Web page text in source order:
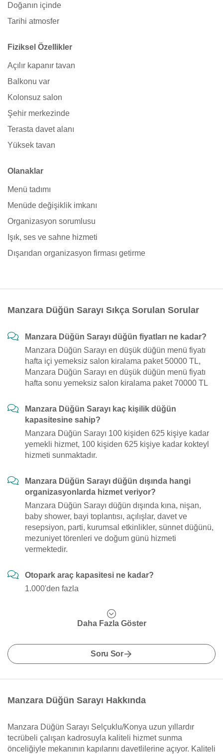
Doğanın içinde
Tarihi atmosfer
Fiziksel Özellikler
Açılır kapanır tavan
Balkonu var
Kolonsuz salon
Şehir merkezinde
Terasta davet alanı
Yüksek tavan
Olanaklar
Menü tadımı
Menüde değişiklik imkanı
Organizasyon sorumlusu
Işık, ses ve sahne hizmeti
Dışarıdan organizasyon firması getirme
Manzara Düğün Sarayı Sıkça Sorulan Sorular
Manzara Düğün Sarayı düğün fiyatları ne kadar?
Manzara Düğün Sarayı en düşük düğün menü fiyatı
hafta içi yemeksiz salon kiralama paket 50000 TL,
Manzara Düğün Sarayı en düşük düğün menü fiyatı
hafta sonu yemeksiz salon kiralama paket 70000 TL
Manzara Düğün Sarayı kaç kişilik düğün
kapasitesine sahip?
Manzara Düğün Sarayı 100 kişiden 625 kişiye kadar
yemekli hizmet, 100 kişiden 625 kişiye kadar kokteyl
hizmeti sunmaktadır.
Manzara Düğün Sarayı düğün dışında hangi
organizasyonlarda hizmet veriyor?
Manzara Düğün Sarayı düğün dışında kına, nişan,
baby shower, bayi toplantısı, açılışlar, davet ve
resepsiyon, parti, kurumsal etkinlikler, sünnet düğünü,
mezuniyet törenleri ve doğum günü hizmeti
vermektedir.
Otopark araç kapasitesi ne kadar?
1.000'den fazla
Daha Fazla Göster
Soru Sor
Manzara Düğün Sarayı Hakkında
Manzara Düğün Sarayı Selçuklu/Konya uzun yıllardır
tecrübeli çalışan kadrosuyla kaliteli hizmet sunma
önceliğiyle mekanının kapılarını davetlilerine açıyor. Kaliteli